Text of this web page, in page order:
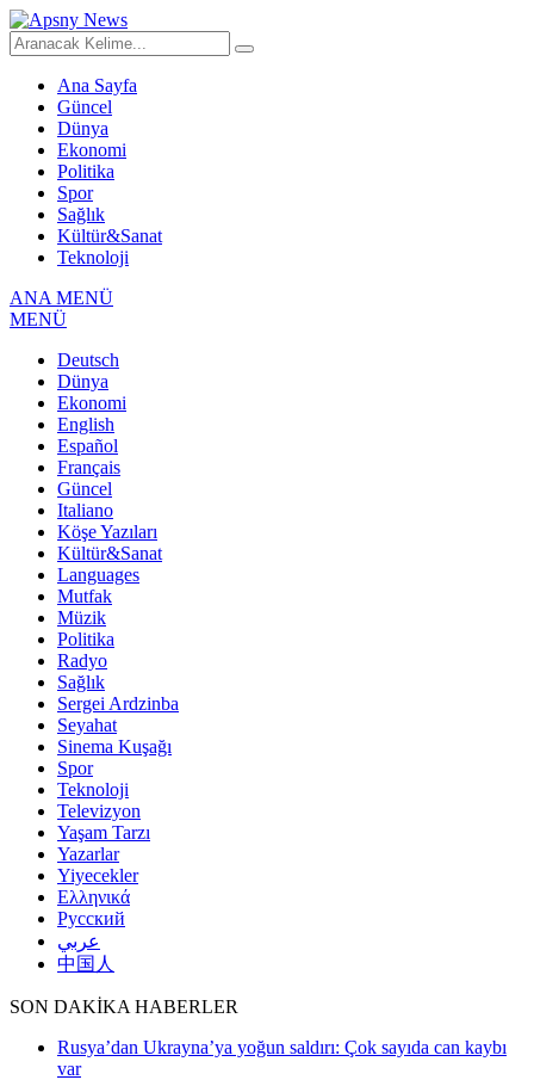
Ana Sayfa
Güncel
Dünya
Ekonomi
Politika
Spor
Sağlık
Kültür&Sanat
Teknoloji
ANA MENÜ
MENÜ
Deutsch
Dünya
Ekonomi
English
Español
Français
Güncel
Italiano
Köşe Yazıları
Kültür&Sanat
Languages
Mutfak
Müzik
Politika
Radyo
Sağlık
Sergei Ardzinba
Seyahat
Sinema Kuşağı
Spor
Teknoloji
Televizyon
Yaşam Tarzı
Yazarlar
Yiyecekler
Ελληνικά
Русский
عربي
中国人
SON DAKİKA HABERLER
Rusya’dan Ukrayna’ya yoğun saldırı: Çok sayıda can kaybı
var